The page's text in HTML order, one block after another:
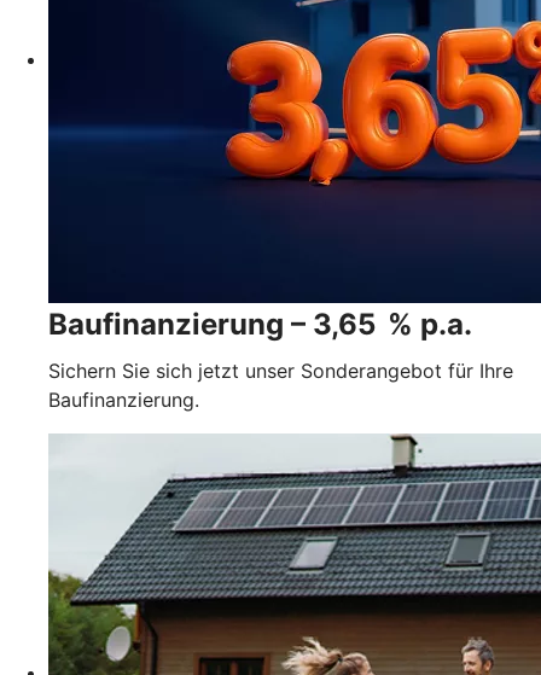
Baufinanzierung – 3,65 % p.a.
Sichern Sie sich jetzt unser Sonderangebot für Ihre
Baufinanzierung.